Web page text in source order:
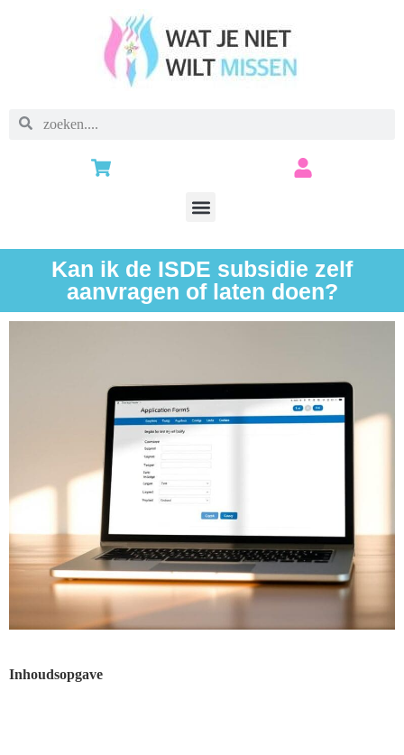
Kan ik de ISDE subsidie zelf
aanvragen of laten doen?
Inhoudsopgave